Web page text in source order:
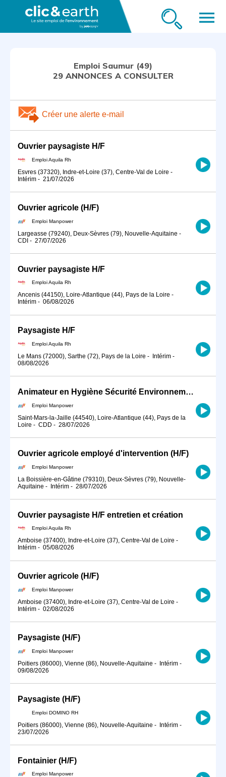
menu
Emploi Saumur (49)
29 ANNONCES A CONSULTER
Créer une alerte e-mail
Ouvrier paysagiste H/F
Emploi Aquila Rh
Esvres (37320), Indre-et-Loire (37), Centre-Val de Loire -
Intérim - 21/07/2026
Ouvrier agricole (H/F)
Emploi Manpower
Largeasse (79240), Deux-Sèvres (79), Nouvelle-Aquitaine -
CDI - 27/07/2026
Ouvrier paysagiste H/F
Emploi Aquila Rh
Ancenis (44150), Loire-Atlantique (44), Pays de la Loire -
Intérim - 06/08/2026
Paysagiste H/F
Emploi Aquila Rh
Le Mans (72000), Sarthe (72), Pays de la Loire - Intérim -
08/08/2026
Animateur en Hygiène Sécurité Environnement (H/F)
Emploi Manpower
Saint-Mars-la-Jaille (44540), Loire-Atlantique (44), Pays de la
Loire - CDD - 28/07/2026
Ouvrier agricole employé d'intervention (H/F)
Emploi Manpower
La Boissière-en-Gâtine (79310), Deux-Sèvres (79), Nouvelle-
Aquitaine - Intérim - 28/07/2026
Ouvrier paysagiste H/F entretien et création
Emploi Aquila Rh
Amboise (37400), Indre-et-Loire (37), Centre-Val de Loire -
Intérim - 05/08/2026
Ouvrier agricole (H/F)
Emploi Manpower
Amboise (37400), Indre-et-Loire (37), Centre-Val de Loire -
Intérim - 02/08/2026
Paysagiste (H/F)
Emploi Manpower
Poitiers (86000), Vienne (86), Nouvelle-Aquitaine - Intérim -
09/08/2026
Paysagiste (H/F)
Emploi DOMINO RH
Poitiers (86000), Vienne (86), Nouvelle-Aquitaine - Intérim -
23/07/2026
Fontainier (H/F)
Emploi Manpower